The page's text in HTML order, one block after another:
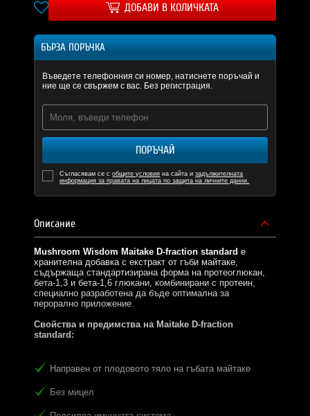
ДОБАВИ В КОЛИЧКАТА
БЪРЗА ПОРЪЧКА
Въведете телефонния си номер, натиснете поръчай и
ние ще се свържем с вас. Без регистрация.
ПОРЪЧАЙ
Съгласявам се собщите условия на сайта изадължителната
информация за правата на лицата по защита на личните данни.
Описание
Mushroom Wisdom Maitake D-fraction standard е
хранителна добавка с екстракт от гъби майтаке,
съдържаща стандартизирана форма на протеоглюкан,
бета-1,3 и бета-1,6 глюкани, комбинирани с протеин,
специално разработена да бъде оптимална за
перорално приложение.
Свойства и предимства на Maitake D-fraction
standard:
Направен от плодовото тяло на гъбата майтаке
Без мицел